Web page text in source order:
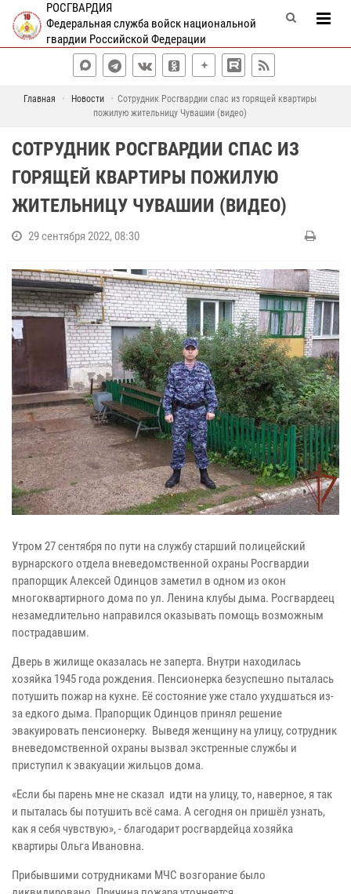
РОСГВАРДИЯ
Федеральная служба войск национальной
гвардии Российской Федерации
Главная Новости
Сотрудник Росгвардии спас из горящей квартиры
пожилую жительницу Чувашии (видео)
СОТРУДНИК РОСГВАРДИИ СПАС ИЗ
ГОРЯЩЕЙ КВАРТИРЫ ПОЖИЛУЮ
ЖИТЕЛЬНИЦУ ЧУВАШИИ (ВИДЕО)
29 сентября 2022, 08:30
Утром 27 сентября по пути на службу старший полицейский
вурнарского отдела вневедомственной охраны Росгвардии
прапорщик Алексей Одинцов заметил в одном из окон
многоквартирного дома по ул. Ленина клубы дыма. Росгвардеец
незамедлительно направился оказывать помощь возможным
пострадавшим.
Дверь в жилище оказалась не заперта. Внутри находилась
хозяйка 1945 года рождения. Пенсионерка безуспешно пыталась
потушить пожар на кухне. Её состояние уже стало ухудшаться из-
за едкого дыма. Прапорщик Одинцов принял решение
эвакуировать пенсионерку. Выведя женщину на улицу, сотрудник
вневедомственной охраны вызвал экстренные службы и
приступил к эвакуации жильцов дома.
«Если бы парень мне не сказал идти на улицу, то, наверное, я так
и пыталась бы потушить всё сама. А сегодня он пришёл узнать,
как я себя чувствую», - благодарит росгвардейца хозяйка
квартиры Ольга Ивановна.
Прибывшими сотрудниками МЧС возгорание было